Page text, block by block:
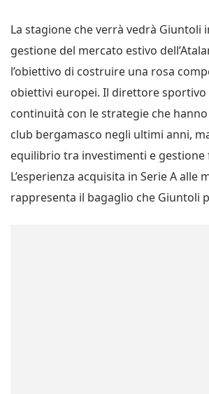
La stagione che verrà vedrà Giuntoli
gestione del mercato estivo
l’obiettivo di costruire una rosa
obiettivi europei. Il direttore
continuità con le strategie che
club bergamasco negli ultimi anni,
equilibrio tra investimenti e gestione
L’esperienza acquisita in Serie A alle
rappresenta il bagaglio che Giuntoli